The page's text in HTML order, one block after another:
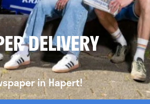
DELIVERY
in Hapert!